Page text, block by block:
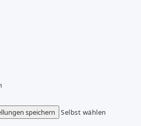
speichern
Selbst wählen